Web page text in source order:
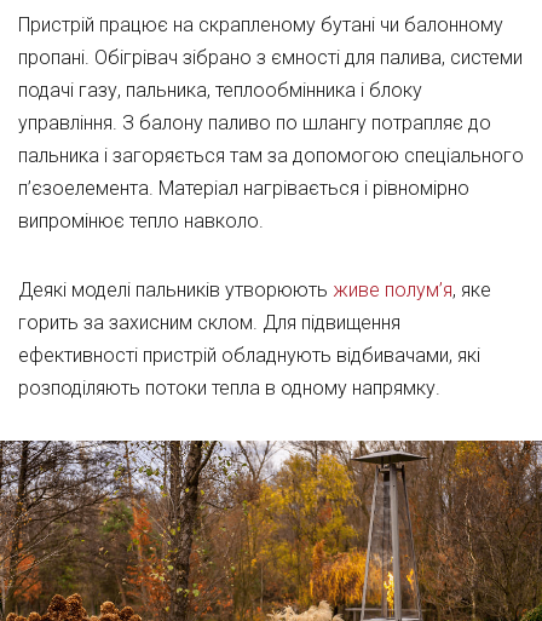
Пристрій працює на скрапленому бутані чи балонному
пропані. Обігрівач зібрано з ємності для палива, системи
подачі газу, пальника, теплообмінника і блоку
управління. З балону паливо по шлангу потрапляє до
пальника і загоряється там за допомогою спеціального
п’єзоелемента. Матеріал нагрівається і рівномірно
випромінює тепло навколо.
Деякі моделі пальників утворюють живе полум’я, яке
горить за захисним склом. Для підвищення
ефективності пристрій обладнують відбивачами, які
розподіляють потоки тепла в одному напрямку.